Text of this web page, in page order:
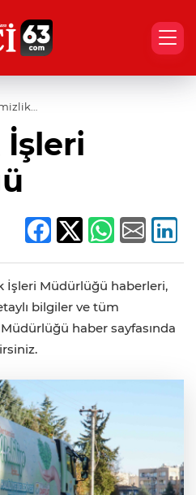
İşleri Müdürlüğü haberleri,
bilgiler ve tüm
haber sayfasında